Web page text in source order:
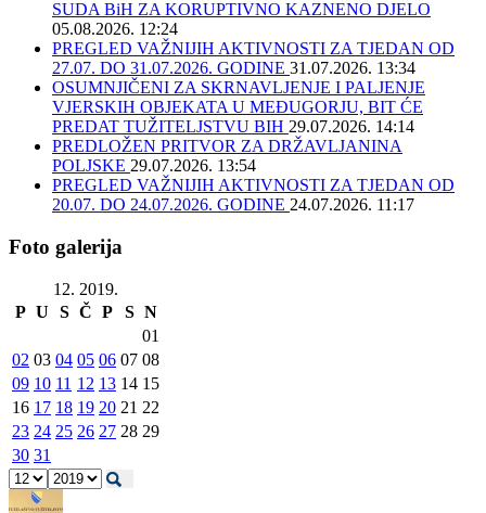
SUDA BiH ZA KORUPTIVNO KAZNENO DJELO
05.08.2026. 12:24
PREGLED VAŽNIJIH AKTIVNOSTI ZA TJEDAN OD
27.07. DO 31.07.2026. GODINE 31.07.2026. 13:34
OSUMNJIČENI ZA SKRNAVLJENJE I PALJENJE
VJERSKIH OBJEKATA U MEĐUGORJU, BIT ĆE
PREDAT TUŽITELJSTVU BIH 29.07.2026. 14:14
PREDLOŽEN PRITVOR ZA DRŽAVLJANINA
POLJSKE 29.07.2026. 13:54
PREGLED VAŽNIJIH AKTIVNOSTI ZA TJEDAN OD
20.07. DO 24.07.2026. GODINE 24.07.2026. 11:17
Foto galerija
12. 2019.
P U S Č P S N
01
02 03 04 05 06 07 08
09 10 11 12 13 14 15
16 17 18 19 20 21 22
23 24 25 26 27 28 29
30 31